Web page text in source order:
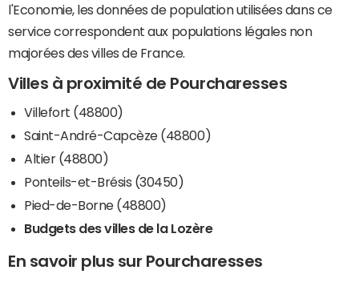
l'Economie, les données de population utilisées dans ce
service correspondent aux populations légales non
majorées des villes de France.
Villes à proximité de Pourcharesses
Villefort (48800)
Saint-André-Capcèze (48800)
Altier (48800)
Ponteils-et-Brésis (30450)
Pied-de-Borne (48800)
Budgets des villes de la Lozère
En savoir plus sur Pourcharesses